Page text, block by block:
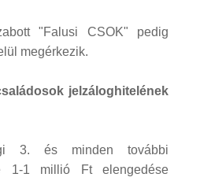
"Falusi CSOK" pedig
megérkezik.
jelzáloghitelének
3. és minden további
1-1 millió Ft elengedése